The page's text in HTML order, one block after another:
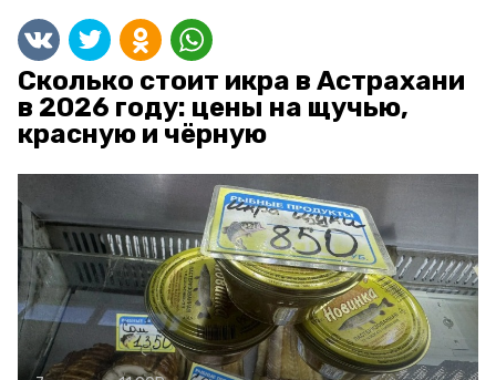
Сколько стоит икра в Астрахани
в 2026 году: цены на щучью,
красную и чёрную